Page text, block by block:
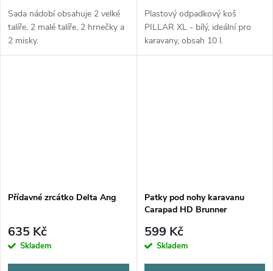
Sada nádobí obsahuje 2 velké
talíře, 2 malé talíře, 2 hrnečky a
2 misky.
Plastový odpadkový koš
PILLAR XL - bílý, ideální pro
karavany, obsah 10 l.
Multifunkční uchycovací
Přídavné zrcátko Delta Ang
635 Kč
Skladem
Patky pod nohy karavanu
Carapad HD Brunner
599 Kč
Skladem